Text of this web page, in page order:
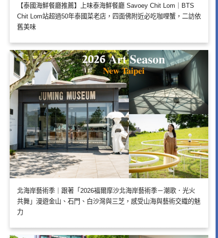
【泰國海鮮餐廳推薦】上味泰海鮮餐廳 Savoey Chit Lom｜BTS
Chit Lom站超過50年泰國菜老店，四面佛附近必吃咖哩蟹，二訪依
舊美味
北海岸藝術季｜跟著「2026福爾摩沙北海岸藝術季－潮歌．光火
共舞」漫遊金山、石門、白沙灣與三芝，感受山海與藝術交織的魅
力